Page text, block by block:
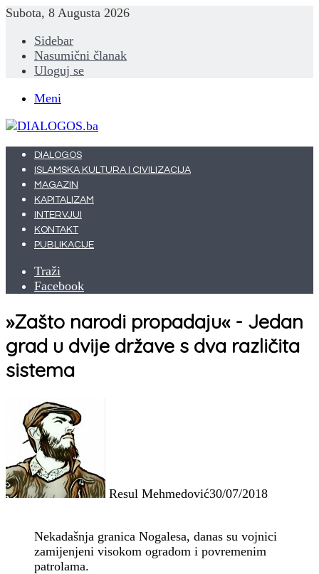
Subota, 8 Augusta 2026
Sidebar
Nasumični članak
Uloguj se
Meni
DIALOGOS
ISLAMSKA KULTURA I CIVILIZACIJA
MAGAZIN
KAPITALIZAM
INTERVJUI
KONTAKT
PUBLIKACIJE
Traži
Facebook
»Zašto narodi propadaju« - Jedan
grad u dvije države s dva različita
sistema
Resul Mehmedović30/07/2018
Nekadašnja granica Nogalesa, danas su vojnici
zamijenjeni visokom ogradom i povremenim
patrolama.